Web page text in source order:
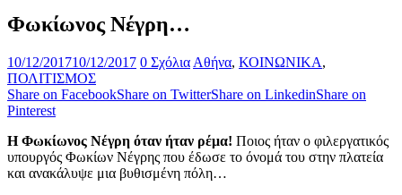
Φωκίωνος Νέγρη…
10/12/201710/12/2017 0 Σχόλια Αθήνα, ΚΟΙΝΩΝΙΚΑ,
ΠΟΛΙΤΙΣΜΟΣ
Share on FacebookShare on TwitterShare on LinkedinShare on
Pinterest
Η Φωκίωνος Νέγρη όταν ήταν ρέμα! Ποιος ήταν ο φιλεργατικός
υπουργός Φωκίων Νέγρης που έδωσε το όνομά του στην πλατεία
και ανακάλυψε μια βυθισμένη πόλη…